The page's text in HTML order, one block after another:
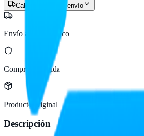
Calcular costo de envío
Envío a todo México
Compra protegida
Producto original
Descripción